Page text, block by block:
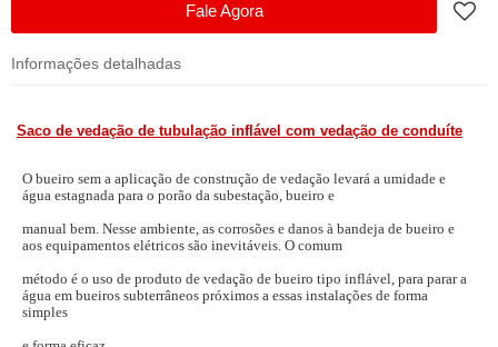
Fale Agora
Informações detalhadas
Saco de vedação de tubulação inflável com vedação de conduíte
O bueiro sem a aplicação de construção de vedação levará a umidade e
água estagnada para o porão da subestação, bueiro e
manual bem. Nesse ambiente, as corrosões e danos à bandeja de bueiro e
aos equipamentos elétricos são inevitáveis. O comum
método é o uso de produto de vedação de bueiro tipo inflável, para parar a
água em bueiros subterrâneos próximos a essas instalações de forma
simples